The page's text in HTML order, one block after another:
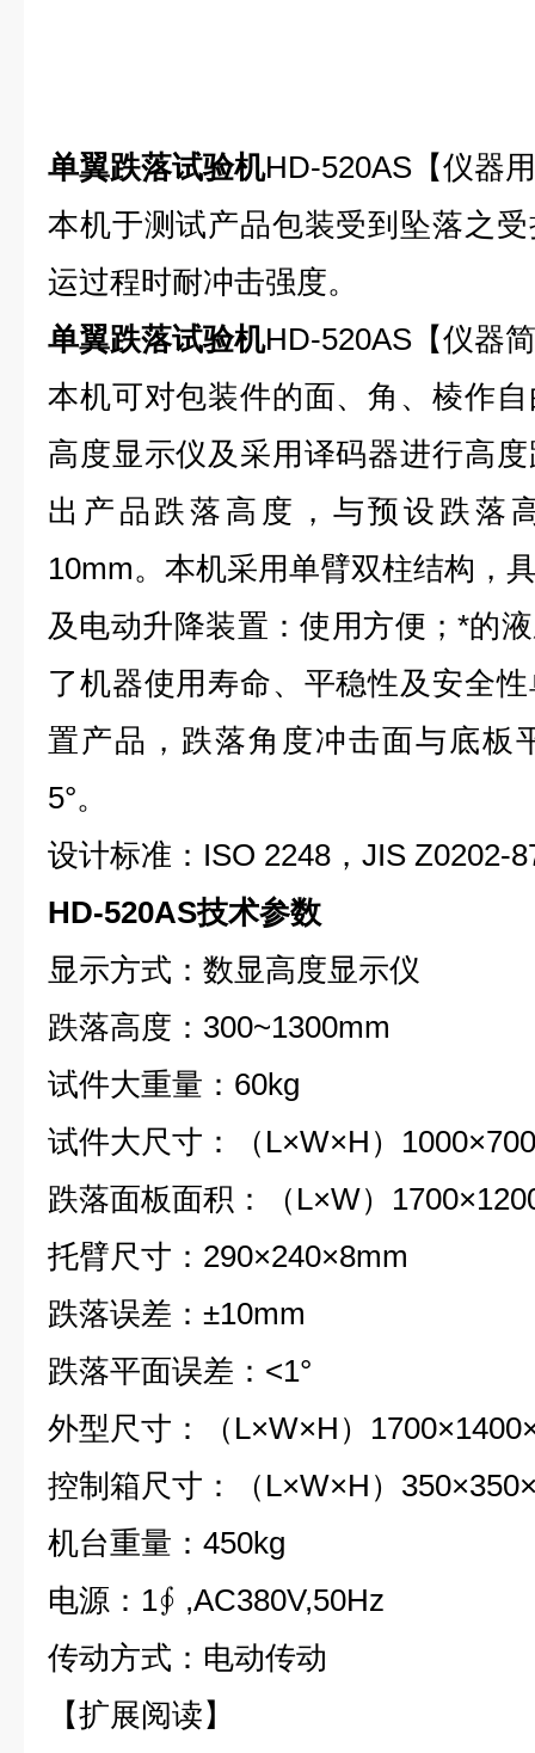
单翼跌落试验机HD-520AS【仪器
本机于测试产品包装受到坠落之
运过程时耐冲击强度。
单翼跌落试验机HD-520AS【仪器
本机可对包装件的面、角、棱作
高度显示仪及采用译码器进行高
出产品跌落高度，与预设跌落
10mm。本机采用单臂双柱结构，
及电动升降装置：使用方便；*的
了机器使用寿命、平稳性及安全
置产品，跌落角度冲击面与底板
5°。
设计标准：ISO 2248，JIS Z0202-
HD-520AS技术参数
显示方式：数显高度显示仪
跌落高度：300~1300mm
试件大重量：60kg
试件大尺寸：（L×W×H）
跌落面板面积：（L×W）
托臂尺寸：290×240×8mm
跌落误差：±10mm
跌落平面误差：<1°
外型尺寸：（L×W×H）
控制箱尺寸：（L×W×H）
机台重量：450kg
电源：1∮ ,AC380V,50Hz
传动方式：电动传动
【扩展阅读】